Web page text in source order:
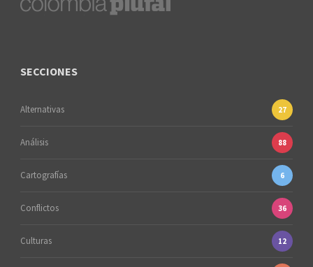
SECCIONES
Alternativas 27
Análisis 88
Cartografías 6
Conflictos 36
Culturas 12